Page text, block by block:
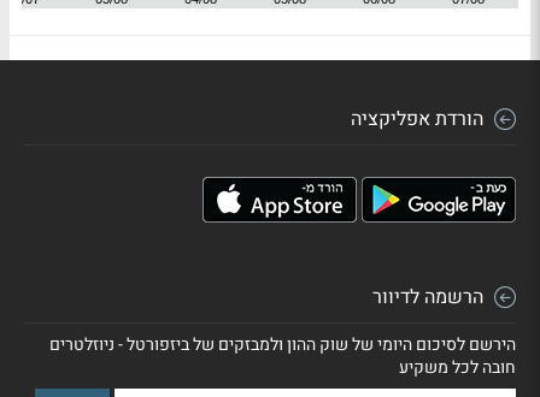
הורדת אפליקציה
הרשמה לדיוור
הירשם לסיכום היומי של שוק ההון ולמבזקים של ביזפורטל - ניוזלטרים
חובה לכל משקיע